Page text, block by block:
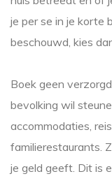
je per se in je korte
beschouwd, kies
Boek geen
bevolking wil
accommodaties,
familierestaurants.
je geld geeft. Dit is